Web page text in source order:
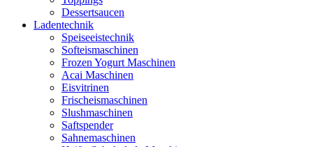
Dessertsaucen
Ladentechnik
Speiseeistechnik
Softeismaschinen
Frozen Yogurt Maschinen
Acai Maschinen
Eisvitrinen
Frischeismaschinen
Slushmaschinen
Saftspender
Sahnemaschinen